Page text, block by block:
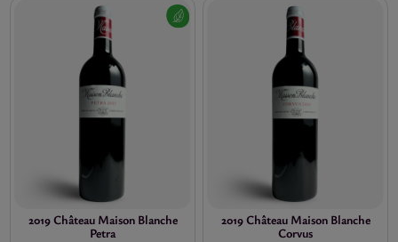
2019 Château Maison Blanche
Petra
2019 Château Maison Blanche
Corvus